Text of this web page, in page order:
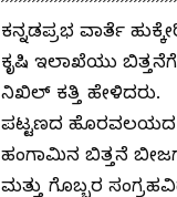
ಕನ್ನಡಪ್ರಭ ವಾರ್ತೆ
ಕೃಷಿ ಇಲಾಖೆಯು
ನಿಖಿಲ್ ಕತ್ತಿ ಹೇಳಿದರು.
ಪಟ್ಟಣದ ಹೊರವಲಯದ
ಹಂಗಾಮಿನ ಬಿತ್ತನೆ
ಮತ್ತು ಗೊಬ್ಬರ